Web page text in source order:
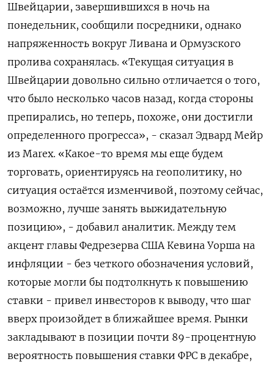
Швейцарии, завершившихся ‌в ночь на
понедельник, сообщили посредники, однако
напряженность вокруг Ливана и ​Ормузского
пролива сохранялась. «Текущая ситуация в
Швейцарии довольно сильно ‌отличается о того,
что было несколько часов назад, ​когда стороны
препирались, но теперь, похоже, они достигли
определенного ‌прогресса», - сказал Эдвард Мейр
из Marex. «Какое-то время мы еще будем
торговать, ориентируясь на геополитику, но
ситуация остаётся ​изменчивой, поэтому сейчас,
возможно, ​лучше занять ‌выжидательную
позицию», - добавил аналитик. Между тем
акцент главы Федрезерва США ​Кевина Уорша на
инфляции - без четкого обозначения условий,
которые могли бы подтолкнуть к повышению
ставки - привел инвесторов к выводу, что шаг
вверх произойдет в ближайшее время. Рынки
закладывают в позиции почти 89-процентную
вероятность повышения ставки ФРС в декабре,